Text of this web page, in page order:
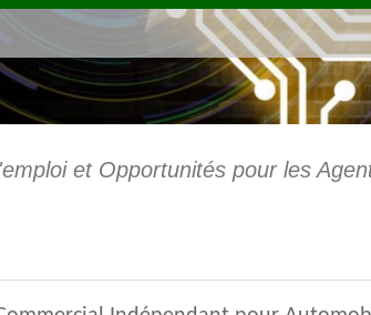
et Opportunités pour les